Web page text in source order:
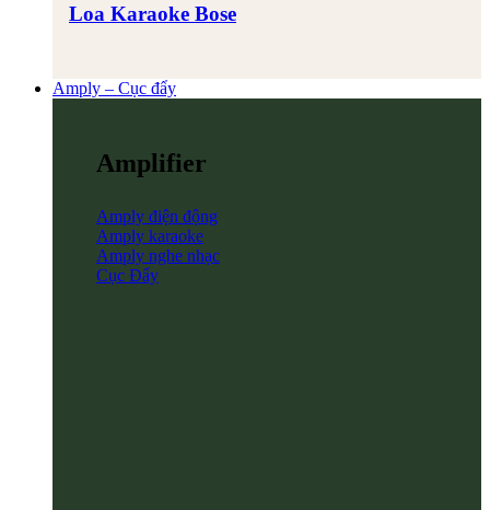
Loa Karaoke Bose
Amply – Cục đẩy
Amplifier
Amply điện động
Amply karaoke
Amply nghe nhạc
Cục Đẩy